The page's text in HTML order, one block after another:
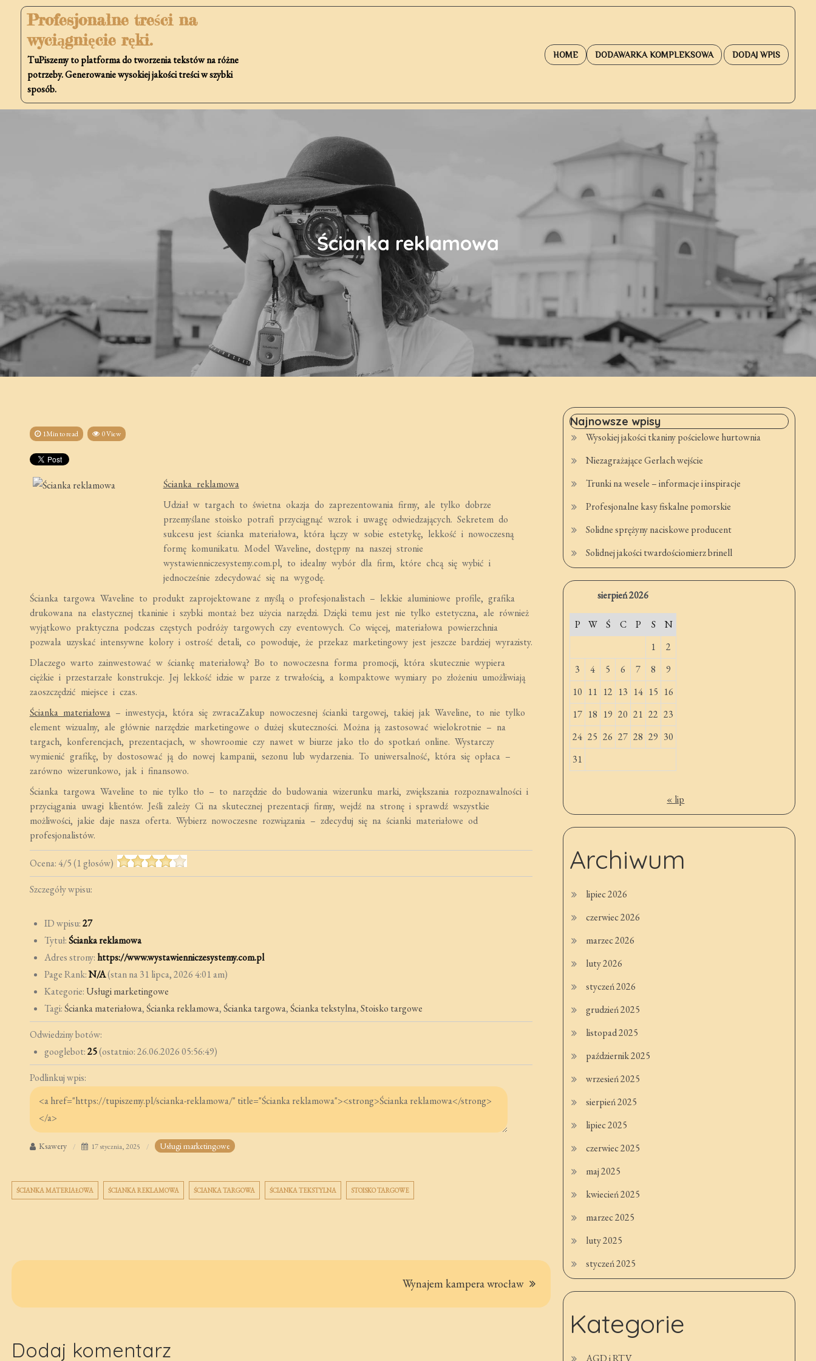
content
Profesjonalne treści na
wyciągnięcie ręki.
TuPiszemy to platforma do tworzenia tekstów na różne
potrzeby. Generowanie wysokiej jakości treści w szybki
sposób.
HOME DODAWARKA KOMPLEKSOWA DODAJ WPIS
Ścianka reklamowa
1Min to read 0 View
Ścianka reklamowa
Udział w targach to świetna okazja do zaprezentowania firmy, ale tylko dobrze
przemyślane stoisko potrafi przyciągnąć wzrok i uwagę odwiedzających. Sekretem do
sukcesu jest ścianka materiałowa, która łączy w sobie estetykę, lekkość i nowoczesną
formę komunikatu. Model Waveline, dostępny na naszej stronie
wystawienniczesystemy.com.pl, to idealny wybór dla firm, które chcą się wybić i
jednocześnie zdecydować się na wygodę.
Ścianka targowa Waveline to produkt zaprojektowane z myślą o profesjonalistach – lekkie aluminiowe profile, grafika
drukowana na elastycznej tkaninie i szybki montaż bez użycia narzędzi. Dzięki temu jest nie tylko estetyczna, ale również
wyjątkowo praktyczna podczas częstych podróży targowych czy eventowych. Co więcej, materiałowa powierzchnia
pozwala uzyskać intensywne kolory i ostrość detali, co powoduje, że przekaz marketingowy jest jeszcze bardziej wyrazisty.
Dlaczego warto zainwestować w ściankę materiałową? Bo to nowoczesna forma promocji, która skutecznie wypiera
ciężkie i przestarzałe konstrukcje. Jej lekkość idzie w parze z trwałością, a kompaktowe wymiary po złożeniu umożliwiają
zaoszczędzić miejsce i czas.
Ścianka materiałowa– inwestycja, która się zwracaZakup nowoczesnej ścianki targowej, takiej jak Waveline, to nie tylko
element wizualny, ale głównie narzędzie marketingowe o dużej skuteczności. Można ją zastosować wielokrotnie – na
targach, konferencjach, prezentacjach, w showroomie czy nawet w biurze jako tło do spotkań online. Wystarczy
wymienić grafikę, by dostosować ją do nowej kampanii, sezonu lub wydarzenia. To uniwersalność, która się opłaca –
zarówno wizerunkowo, jak i finansowo.
Ścianka targowa Waveline to nie tylko tło – to narzędzie do budowania wizerunku marki, zwiększania rozpoznawalności i
przyciągania uwagi klientów. Jeśli zależy Ci na skutecznej prezentacji firmy, wejdź na stronę i sprawdź wszystkie
możliwości, jakie daje nasza oferta. Wybierz nowoczesne rozwiązania – zdecyduj się na ścianki materiałowe od
profesjonalistów.
Ocena:4/5(1głosów)
Szczegóły wpisu:
ID wpisu:27
Tytuł:Ścianka reklamowa
Adres strony:https://www.wystawienniczesystemy.com.pl
Page Rank:N/A(stan na 31 lipca, 2026 4:01 am)
Kategorie:Usługi marketingowe
Tagi:Ścianka materiałowa,Ścianka reklamowa,Ścianka targowa,Ścianka tekstylna,Stoisko targowe
Odwiedziny botów:
googlebot:25(ostatnio: 26.06.2026 05:56:49)
Podlinkuj wpis:
Ksawery 17 stycznia, 2025 Usługi marketingowe
ŚCIANKA MATERIAŁOWA ŚCIANKA REKLAMOWA ŚCIANKA TARGOWA ŚCIANKA TEKSTYLNA STOISKO TARGOWE
Nawigacja
wpisu
Wynajem kampera wrocław
Dodaj komentarz
Najnowsze wpisy
Wysokiej jakości tkaniny pościelowe hurtownia
Niezagrażające Gerlach wejście
Trunki na wesele – informacje i inspiracje
Profesjonalne kasy fiskalne pomorskie
Solidne sprężyny naciskowe producent
Solidnej jakości twardościomierz brinell
sierpień 2026
P W Ś C P S
N
1
2
3
4 5 6 7 8
9
10 11 12 13 14 15 16
17 18 19 20 21 22 23
24 25 26 27 28 29 30
31
« lip
Archiwum
lipiec 2026
czerwiec 2026
marzec 2026
luty 2026
styczeń 2026
grudzień 2025
listopad 2025
październik 2025
wrzesień 2025
sierpień 2025
lipiec 2025
czerwiec 2025
maj 2025
kwiecień 2025
marzec 2025
luty 2025
styczeń 2025
Kategorie
AGD i RTV